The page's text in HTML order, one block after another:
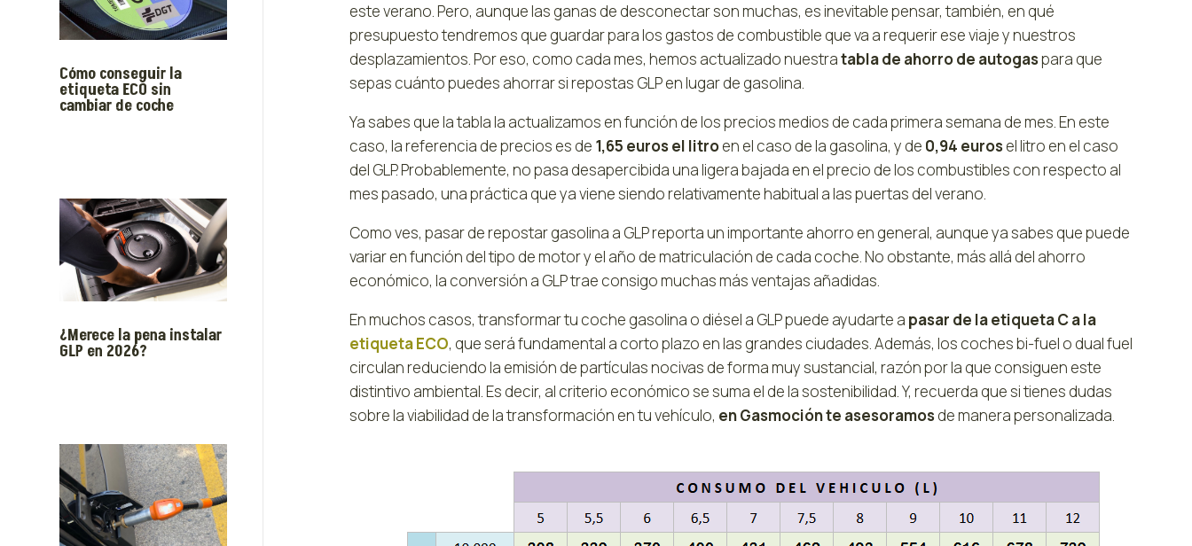
Cómo conseguir la
etiqueta ECO sin
cambiar de coche
¿Merece la pena instalar
GLP en 2026?
este verano. Pero, aunque las ganas de desconectar son muchas, es inevitable pensar, también, en qué
presupuesto tendremos que guardar para los gastos de combustible que va a requerir ese viaje y nuestros
desplazamientos. Por eso, como cada mes, hemos actualizado nuestratabla de ahorro de autogaspara que
sepas cuánto puedes ahorrar si repostas GLP en lugar de gasolina.
Ya sabes que la tabla la actualizamos en función de los precios medios de cada primera semana de mes. En este
caso, la referencia de precios es de 1,65 euros el litroen el caso de la gasolina, y de 0,94 euros el litro en el caso
del GLP. Probablemente, no pasa desapercibida una ligera bajada en el precio de los combustibles con respecto al
mes pasado, una práctica que ya viene siendo relativamente habitual a las puertas del verano.
Como ves, pasar de repostar gasolina a GLP reporta un importante ahorro en general, aunque ya sabes que puede
variar en función del tipo de motor y el año de matriculación de cada coche. No obstante, más allá del ahorro
económico, la conversión a GLP trae consigo muchas más ventajas añadidas.
En muchos casos, transformar tu coche gasolina o diésel a GLP puede ayudarte a pasar de la etiqueta C a la
etiqueta ECO, que será fundamental a corto plazo en las grandes ciudades. Además, los coches bi-fuel o dual fuel
circulan reduciendo la emisión de partículas nocivas de forma muy sustancial, razón por la que consiguen este
distintivo ambiental. Es decir, al criterio económico se suma el de la sostenibilidad. Y, recuerda que si tienes dudas
sobre la viabilidad de la transformación en tu vehículo, en Gasmoción te asesoramos de manera personalizada.